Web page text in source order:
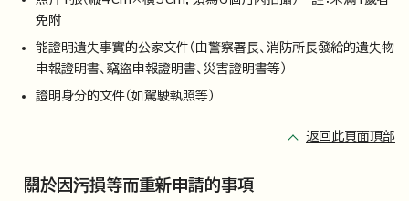
免附
能證明遺失事實的公家文件（由警察署長、消防所長發給的遺失物
申報證明書、竊盜申報證明書、災害證明書等）
證明身分的文件（如駕駛執照等）
返回此頁面頂部
關於因污損等而重新申請的事項